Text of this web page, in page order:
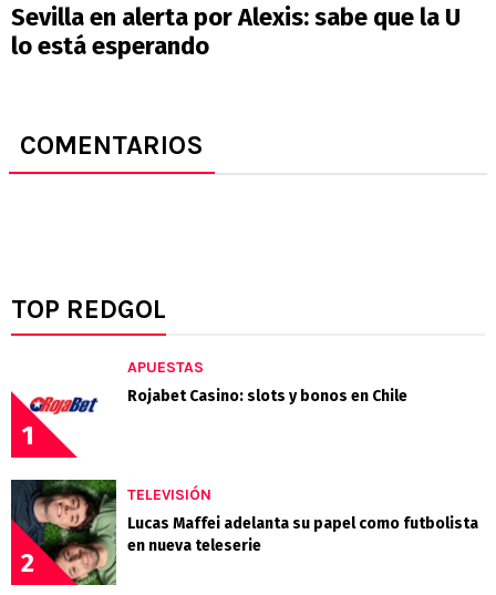
Sevilla en alerta por Alexis: sabe que la U
lo está esperando
COMENTARIOS
TOP REDGOL
1
APUESTAS
Rojabet Casino: slots y bonos en Chile
2
TELEVISIÓN
Lucas Maffei adelanta su papel como futbolista
en nueva teleserie